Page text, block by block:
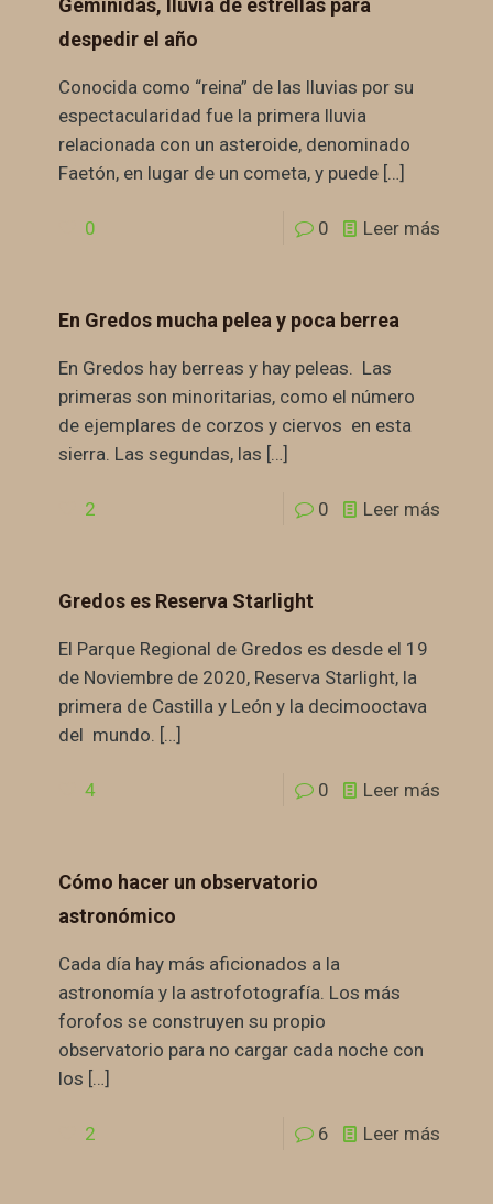
Gemínidas, lluvia de estrellas para
despedir el año
Conocida como “reina” de las lluvias por su
espectacularidad fue la primera lluvia
relacionada con un asteroide, denominado
Faetón, en lugar de un cometa, y puede […]
0 0 Leer más
En Gredos mucha pelea y poca berrea
En Gredos hay berreas y hay peleas. Las
primeras son minoritarias, como el número
de ejemplares de corzos y ciervos en esta
sierra. Las segundas, las […]
2 0 Leer más
Gredos es Reserva Starlight
El Parque Regional de Gredos es desde el 19
de Noviembre de 2020, Reserva Starlight, la
primera de Castilla y León y la decimooctava
del mundo. […]
4 0 Leer más
Cómo hacer un observatorio
astronómico
Cada día hay más aficionados a la
astronomía y la astrofotografía. Los más
forofos se construyen su propio
observatorio para no cargar cada noche con
los […]
2 6 Leer más